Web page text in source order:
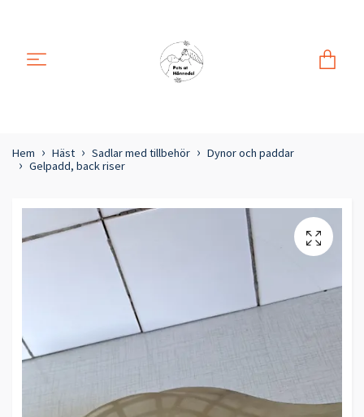
Hem Häst Sadlar med tillbehör
Dynor och paddar
Gelpadd, back riser